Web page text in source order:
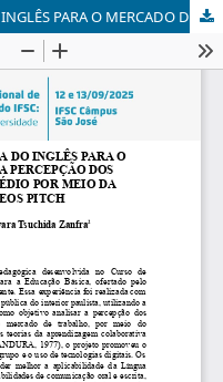
ANALISANDO A IMPORTÂNCIA DO INGLÊS PARA O MERCADO DE TRABALHO: A PERCEPÇÃO DOS ESTUDANTES DO ENSINO MÉDIO POR MEIO DA PRODUÇÃO DE VÍDEOS PITCH